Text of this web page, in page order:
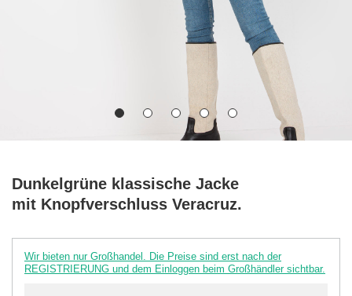
Dunkelgrüne klassische Jacke
mit Knopfverschluss Veracruz.
Wir bieten nur Großhandel. Die Preise sind erst nach der
REGISTRIERUNG und dem Einloggen beim Großhändler sichtbar.